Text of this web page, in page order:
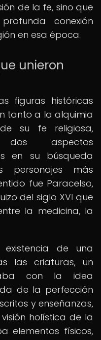
de la fe, sino que
conexión
en esa época.
unieron
figuras históricas
tanto a la alquimia
su fe religiosa,
dos aspectos
en su búsqueda
personajes más
fue Paracelso,
del siglo XVI que
la medicina, la
de una
las criaturas, un
con la idea
de la perfección
y enseñanzas,
holística de la
elementos físicos,